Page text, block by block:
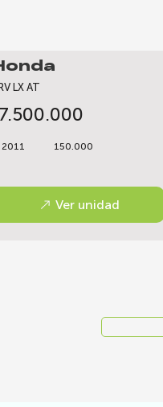
LX AT
2011 150.000
Ver unidad